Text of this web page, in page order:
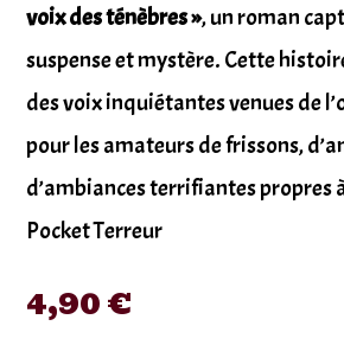
voix des ténèbres », un roman
suspense et mystère. Cette
des voix inquiétantes venues de
pour les amateurs de frissons,
d’ambiances terrifiantes propres
Pocket Terreur
4,90€